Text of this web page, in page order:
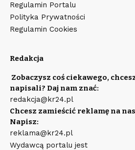
Regulamin Portalu
Polityka Prywatności
Regulamin Cookies
Redakcja
Zobaczysz coś ciekawego,
napisali? Daj nam znać:
redakcja@kr24.pl
Chcesz zamieścić reklamę na
Napisz:
reklama@kr24.pl
Wydawcą portalu jest